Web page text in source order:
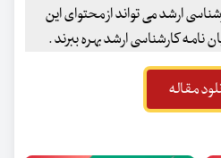
ارشد می تواند از محتوای این
نامه کارشناسی ارشد بهره ببرند .
مقاله